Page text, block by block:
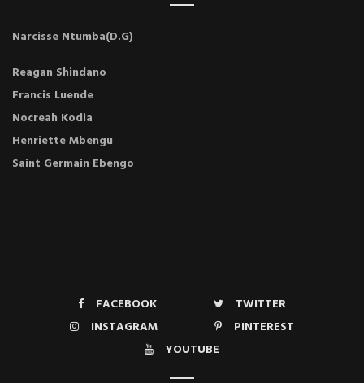
Narcisse Ntumba(D.G)
Reagan Shindano
Francis Luende
Nocreah Kodia
Henriette Mbengu
Saint Germain Ebengo
FACEBOOK
TWITTER
INSTAGRAM
PINTEREST
YOUTUBE